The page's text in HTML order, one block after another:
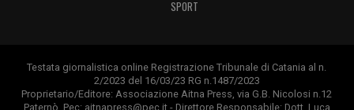
SPORT
Testata giornalistica online Registrazione Tribunale di Catania al n.
2/2023 del 16/03/23 RG n.1487/2023
Proprietario/Editore: Associazione Aitna Press, via G.B. Nicolosi n.12
Paternò. Pec: aitnapress@pec.it - Direttore Responsabile: Dott. Luca